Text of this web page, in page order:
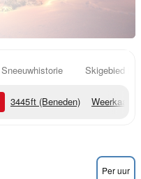
Sneeuwhistorie Skigebied
3445ft (Beneden)
Per uur